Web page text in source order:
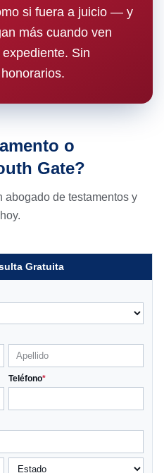
si fuera a juicio — y
más cuando ven
Sin
o
Gate?
abogado de testamentos y
Gratuita
Teléfono*